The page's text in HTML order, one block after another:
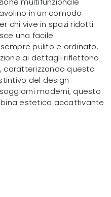
in un comodo
chi vive in spazi ridotti.
una facile
pulito e ordinato.
ai dettagli riflettono
caratterizzando questo
del design
moderni, questo
estetica accattivante